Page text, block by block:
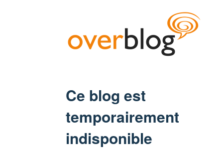
Ce blog est
temporairement
indisponible